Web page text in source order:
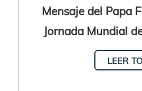
Mensaje del Papa
Jornada Mundial
LEER